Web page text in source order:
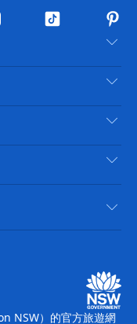
抖
）媒體中心
NSW）的官方旅遊網